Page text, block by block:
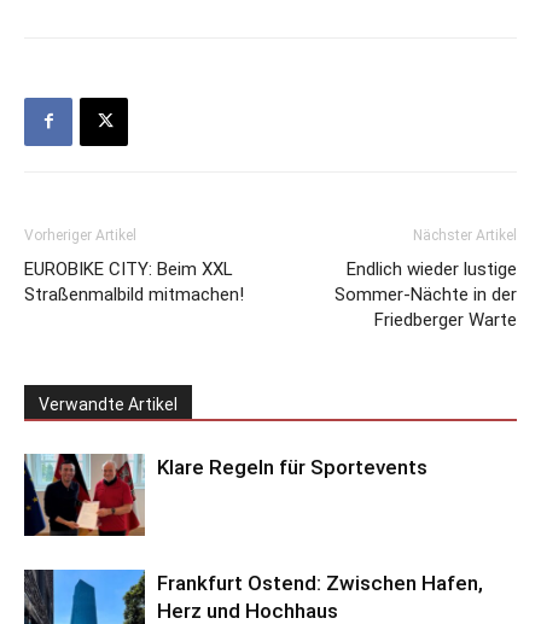
Vorheriger Artikel
EUROBIKE CITY: Beim XXL
Straßenmalbild mitmachen!
Nächster Artikel
Endlich wieder lustige
Sommer-Nächte in der
Friedberger Warte
Verwandte Artikel
Klare Regeln für Sportevents
Frankfurt Ostend: Zwischen Hafen,
Herz und Hochhaus